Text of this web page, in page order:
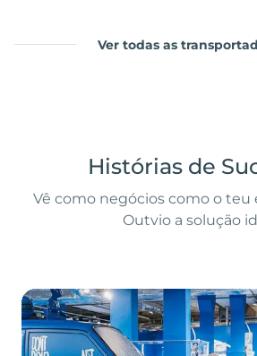
Ver todas as
Histórias de
Vê como negócios como o teu
Outvio a solução